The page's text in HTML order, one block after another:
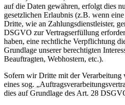
auf die Daten gewähren, erfolgt dies
gesetzlichen Erlaubnis (z.B. wenn
Dritte, wie an Zahlungsdienstleister,
DSGVO zur Vertragserfüllung
haben, eine rechtliche Verpflichtung
Grundlage unserer berechtigten
Beauftragten, Webhostern, etc.).
Sofern wir Dritte mit der Verarbeitung
eines sog.
dies auf Grundlage des Art. 28